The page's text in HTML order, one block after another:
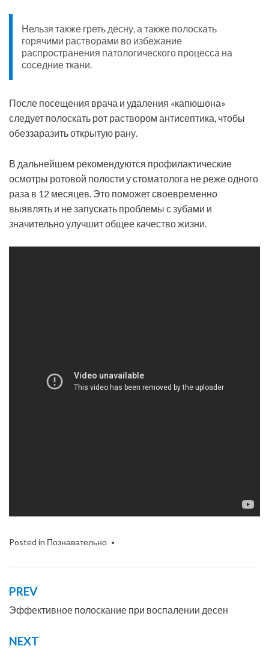
Нельзя также греть десну, а также полоскать
горячими растворами во избежание
распространения патологического процесса на
соседние ткани.
После посещения врача и удаления «капюшона»
следует полоскать рот раствором антисептика, чтобы
обеззаразить открытую рану.
В дальнейшем рекомендуются профилактические
осмотры ротовой полости у стоматолога не реже одного
раза в 12 месяцев. Это поможет своевременно
выявлять и не запускать проблемы с зубами и
значительно улучшит общее качество жизни.
Posted in Познавательно
Навигация
по
записям
PREV
Эффективное полоскание при воспалении десен
NEXT